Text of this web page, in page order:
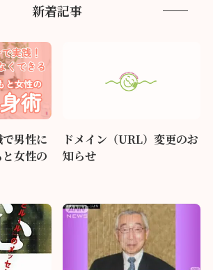
新着記事
男性に
女性の
ドメイン（URL）変更のお
知らせ